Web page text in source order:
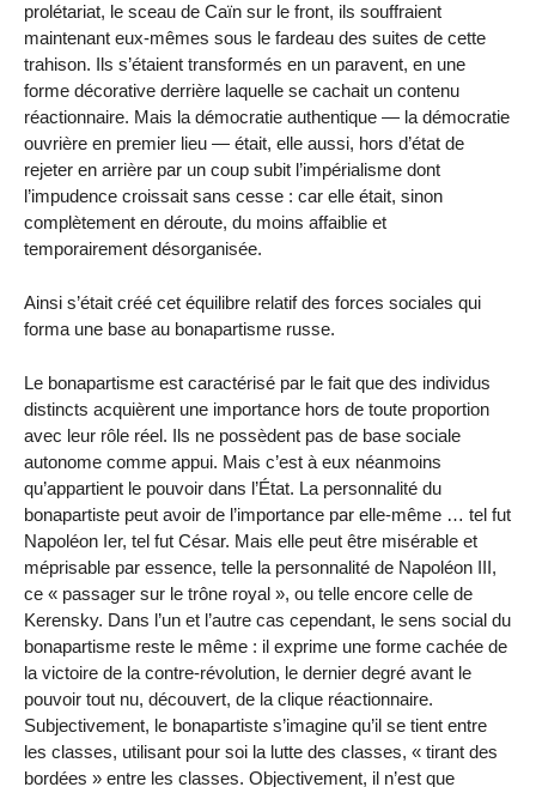
prolétariat, le sceau de Caïn sur le front, ils souffraient
maintenant eux-mêmes sous le fardeau des suites de cette
trahison. Ils s’étaient transformés en un paravent, en une
forme décorative derrière laquelle se cachait un contenu
réactionnaire. Mais la démocratie authentique — la démocratie
ouvrière en premier lieu — était, elle aussi, hors d’état de
rejeter en arrière par un coup subit l’impérialisme dont
l’impudence croissait sans cesse : car elle était, sinon
complètement en déroute, du moins affaiblie et
temporairement désorganisée.
Ainsi s’était créé cet équilibre relatif des forces sociales qui
forma une base au bonapartisme russe.
Le bonapartisme est caractérisé par le fait que des individus
distincts acquièrent une importance hors de toute proportion
avec leur rôle réel. Ils ne possèdent pas de base sociale
autonome comme appui. Mais c’est à eux néanmoins
qu’appartient le pouvoir dans l’État. La personnalité du
bonapartiste peut avoir de l’importance par elle-même … tel fut
Napoléon Ier, tel fut César. Mais elle peut être misérable et
méprisable par essence, telle la personnalité de Napoléon III,
ce « passager sur le trône royal », ou telle encore celle de
Kerensky. Dans l’un et l’autre cas cependant, le sens social du
bonapartisme reste le même : il exprime une forme cachée de
la victoire de la contre-révolution, le dernier degré avant le
pouvoir tout nu, découvert, de la clique réactionnaire.
Subjectivement, le bonapartiste s’imagine qu’il se tient entre
les classes, utilisant pour soi la lutte des classes, « tirant des
bordées » entre les classes. Objectivement, il n’est que